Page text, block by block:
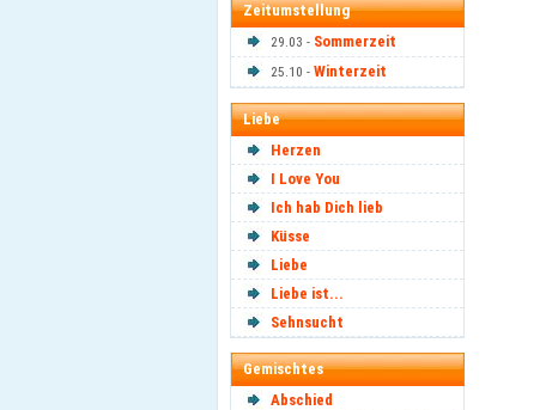
Zeitumstellung
29.03 - Sommerzeit
25.10 - Winterzeit
Liebe
Herzen
I Love You
Ich hab Dich lieb
Küsse
Liebe
Liebe ist...
Sehnsucht
Gemischtes
Abschied